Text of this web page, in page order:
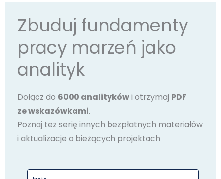
Zbuduj fundamenty
pracy marzeń jako
analityk
Dołącz do 6000 analitykówi otrzymaj PDF
ze wskazówkami.
Poznaj też serię innych bezpłatnych materiałów
i aktualizacje o bieżących projektach